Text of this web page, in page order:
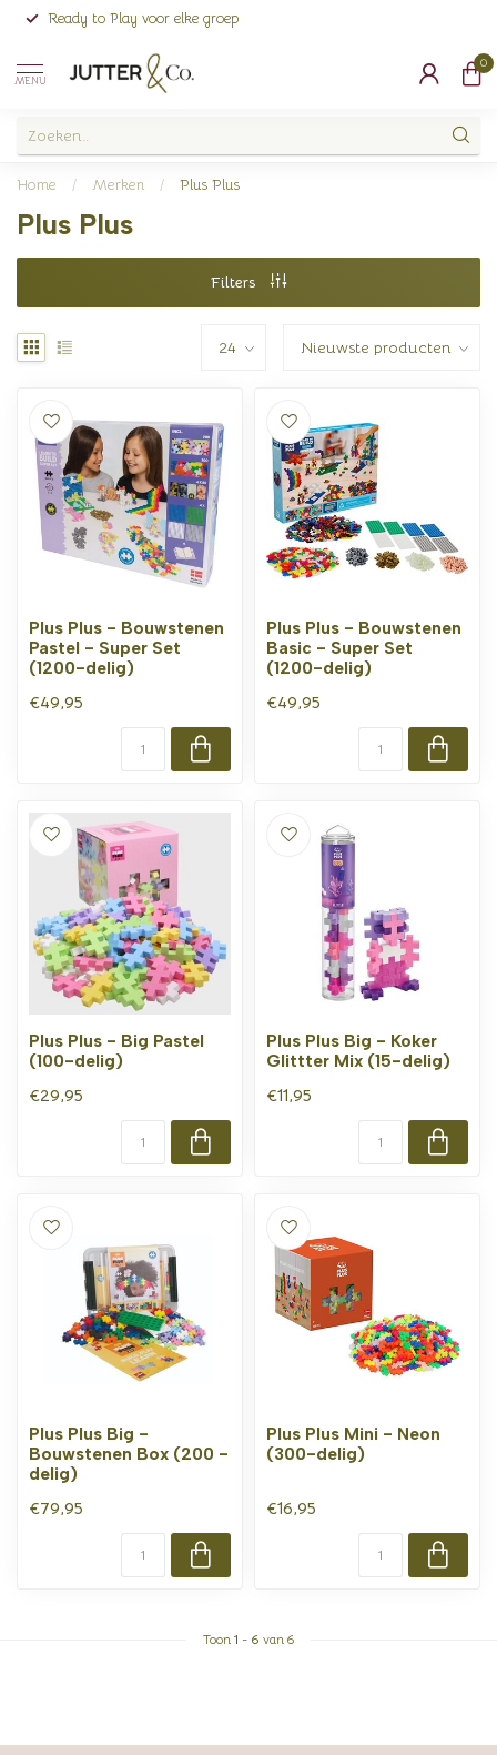
Ready to Play voor elke groep
MENU
0
Home / Merken / Plus Plus
Plus Plus
Filters
Plus Plus - Bouwstenen
Pastel - Super Set
(1200-delig)
€49,95
Plus Plus - Bouwstenen
Basic - Super Set
(1200-delig)
€49,95
Plus Plus - Big Pastel
(100-delig)
€29,95
Plus Plus Big - Koker
Glittter Mix (15-delig)
€11,95
Plus Plus Big -
Bouwstenen Box (200 -
delig)
€79,95
Plus Plus Mini - Neon
(300-delig)
€16,95
Toon 1 - 6 van 6